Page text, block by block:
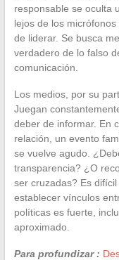
responsable se oculta
lejos de los
de liderar. Se busca
verdadero de lo falso
comunicación.
Los medios, por su
Juegan
deber de informar. En
relación, un evento
se vuelve agudo.
transparencia? ¿O
ser cruzadas? Es
establecer vínculos
políticas es fuerte,
aproximado.
Para profundizar :